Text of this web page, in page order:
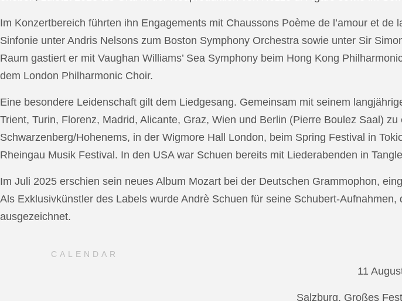
Im Konzertbereich führten ihn Engagements mit Chaussons Poème de l’amour et
Sinfonie unter Andris Nelsons zum Boston Symphony Orchestra sowie unter Sir
Raum gastiert er mit Vaughan Williams’ Sea Symphony beim Hong Kong
dem London Philharmonic Choir.
Eine besondere Leidenschaft gilt dem Liedgesang. Gemeinsam mit seinem
Trient, Turin, Florenz, Madrid, Alicante, Graz, Wien und Berlin (Pierre Boulez Saal)
Schwarzenberg/Hohenems, in der Wigmore Hall London, beim Spring Festival in
Rheingau Musik Festival. In den USA war Schuen bereits mit Liederabenden in
Im Juli 2025 erschien sein neues Album Mozart bei der Deutschen Grammophon,
Als Exklusivkünstler des Labels wurde Andrè Schuen für seine Schubert-
ausgezeichnet.
CALENDAR
11
Salzburg, Großes